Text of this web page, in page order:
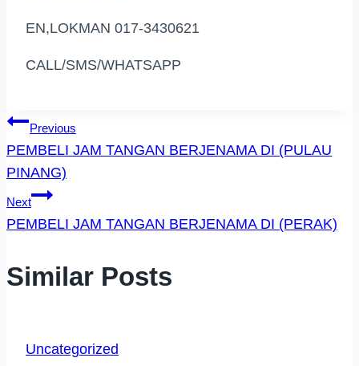
EN,LOKMAN 017-3430621
CALL/SMS/WHATSAPP
Post
Navigation
Previous
PEMBELI JAM TANGAN BERJENAMA DI (PULAU
PINANG)
Next
PEMBELI JAM TANGAN BERJENAMA DI (PERAK)
Similar Posts
Uncategorized